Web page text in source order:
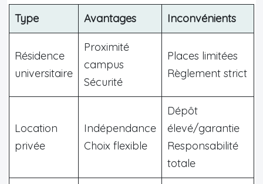
Type Avantages Inconvénients
Résidence
universitaire
Proximité
campus
Sécurité
Places limitées
Règlement strict
Location
privée
Indépendance
Choix flexible
Dépôt
élevé/garantie
Responsabilité
totale